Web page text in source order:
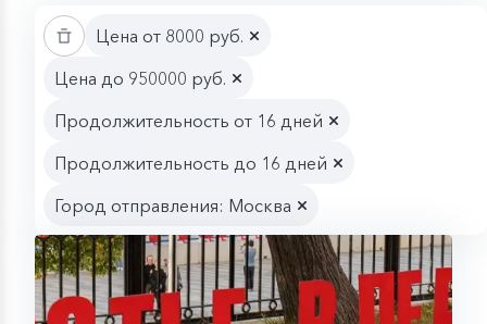
Цена от 8000 руб.
Цена до 950000 руб.
Продолжительность от 16 дней
Продолжительность до 16 дней
Город отправления: Москва